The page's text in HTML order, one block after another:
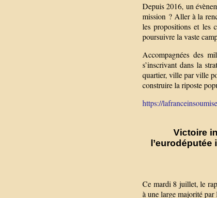
Depuis 2016, un
mission ? Aller à la
les propositions et les
poursuivre la vaste
Accompagnées des
s’inscrivant dans la
quartier, ville par ville
construire la riposte
https://
Victoire
Ce mardi 8 juillet, le
à une large majorité par